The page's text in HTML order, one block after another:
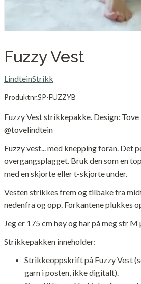
Fuzzy Vest
LindteinStrikk
Produktnr.SP-FUZZYB
Fuzzy Vest strikkepakke. Design:
@tovelindtein
Fuzzy vest... med knepping foran. Det
overgangsplagget. Bruk den som en
med en skjorte eller t-skjorte under.
Vesten strikkes frem og tilbake fra
nedenfra og opp. Forkantene plukkes
Jeg er 175 cm høy og har på meg str
Strikkepakken inneholder:
Strikkeoppskrift på Fuzzy Vest
garn i posten, ikke digitalt).